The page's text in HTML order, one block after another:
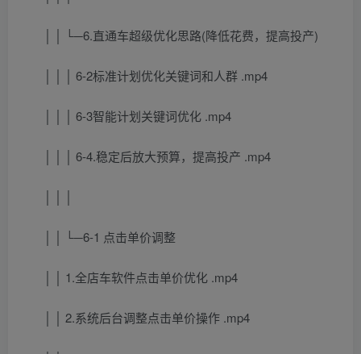
│ │ └─6.直通车超级优化思路(降低花费，提高投产)
│ │ │ 6-2标准计划优化关键词和人群 .mp4
│ │ │ 6-3智能计划关键词优化 .mp4
│ │ │ 6-4.稳定后放大预算，提高投产 .mp4
│ │ └─6-1 点击单价调整
│ │ 1.全店车软件点击单价优化 .mp4
│ │ 2.系统后台调整点击单价操作 .mp4